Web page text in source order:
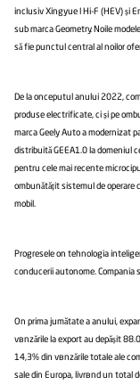
inclusiv Xingyue l Hi-F (HEV) și
sub marca Geometry. Noile
să fie punctul central al noilor
De la începutul anului 2022,
produse electrificate, ci și pe
marca Geely Auto a modernizat
distribuită GEEA1.0 la domeniul
pentru cele mai recente
îmbunătățit sistemul de operare
mobil.
Progresele în tehnologia
conducerii autonome.
În prima jumătate a anului,
vânzările la export au depășit
14,3% din vânzările totale ale
sale din Europa, livrând un total